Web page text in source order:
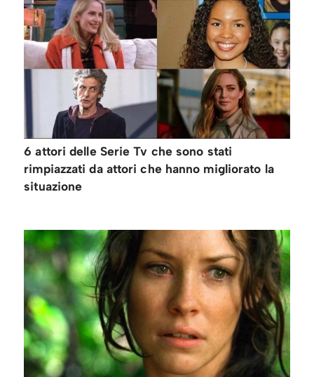
6 attori delle Serie Tv che sono stati
rimpiazzati da attori che hanno migliorato la
situazione